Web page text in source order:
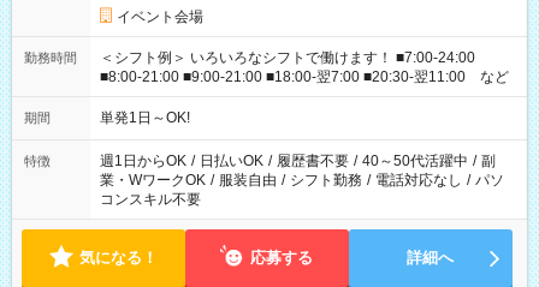
イベント会場
勤務時間
＜シフト例＞ いろいろなシフトで働けます！ ■7:00-24:00
■8:00-21:00 ■9:00-21:00 ■18:00-翌7:00 ■20:30-翌11:00 など
期間 単発1日～OK!
特徴 週1日からOK / 日払いOK / 履歴書不要 / 40～50代活躍中 / 副
業・WワークOK / 服装自由 / シフト勤務 / 電話対応なし / パソ
コンスキル不要
気になる！ 応募する 詳細へ